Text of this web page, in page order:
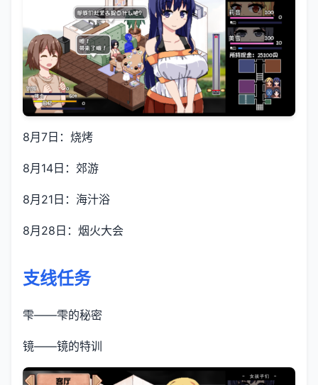
8月7日：烧烤
8月14日：郊游
8月21日：海汁浴
8月28日：烟火大会
支线任务
雫——雫的秘密
镜——镜的特训